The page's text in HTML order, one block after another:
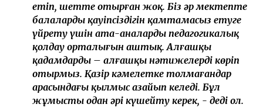
етіп, шетте отырған жоқ. Біз әр мектепте
балалардың қауіпсіздігін қамтамасыз етуге
үйрету үшін ата-аналарды педагогикалық
қолдау орталығын аштық. Алғашқы
қадамдарды – алғашқы нәтижелерді көріп
отырмыз. Қазір кәмелетке толмағандар
арасындағы қылмыс азайып келеді. Бұл
жұмысты одан әрі күшейту керек, - деді ол.